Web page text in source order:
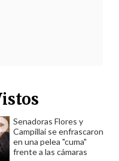
Senadoras Flores y
Campillai se enfrascaron
en una pelea "cuma"
frente a las cámaras